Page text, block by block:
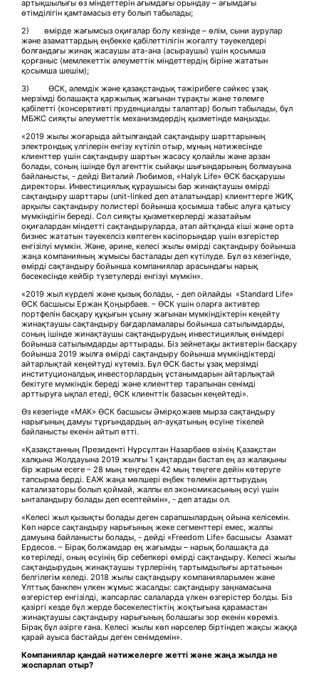
артықшылығы өз міндеттерін ағымдағы орындау – ағымдағы
өтімділігін қамтамасыз ету болып табылады;
2) өмірде жағымсыз оқиғалар болу кезінде – өлім, сыни аурулар
және азаматтардың еңбекке қабілеттілігін жоғалту тәуекелдері
болғандағы жинақ жасаушы ата-ана (асыраушы) үшін қосымша
қорғаныс (мемлекеттік әлеуметтік міндеттердің біріне жататын
қосымша шешім);
3) ӨСК, әлемдік және қазақстандық тәжірибеге сәйкес ұзақ
мерзімді болашақта қаржылық жағынан тұрақты және төлемге
қабілетті (консервтивті пруденциалды талаптар) болып табылады, бұл
МБЖС сияқты әлеуметтік механизмдердің қызметінде маңызды.
«2019 жылы жоғарыда айтылғандай сақтандыру шарттарының
электрондық үлгілерін енгізу күтіліп отыр, мұның нәтижесінде
клиенттер үшін сақтандыру шартын жасасу қолайлы және арзан
болады, соның ішінде бұл агенттік сыйақы шығындарының болмауына
байланысты, - дейді Виталий Любимов, «Halyk Life» ӨСК басқарушы
директоры. Инвестициялық құраушысы бар жинақтаушы өмірді
сақтандыру шарттары (unit-linked деп аталатындар) клиенттерге ЖИҚ
арқылы сақтандыру полистері бойынша қосымша табыс алуға қатысу
мүмкіндігін береді. Сол сияқты қызметкерлерді жазатайым
оқиғалардан міндетті сақтандыруларда, атап айтқанда кіші және орта
бизнес жататын тәуекелсіз көптеген кәсіпорындар үшін өзгерістер
енгізілуі мүмкін. Және, әрине, келесі жылы өмірді сақтандыру бойынша
жаңа компанияның жұмысы басталады деп күтілуде. Бұл өз кезегінде,
өмірді сақтандыру бойынша компаниялар арасындағы нарық
бәсекесінде кейбір түзетулерді енгізуі мүмкін».
«2019 жыл күрделі және қызық болады, - деп ойлайды «Standard Life»
ӨСК басшысы Ержан Қоңырбаев. – ӨСК үшін оларға активтер
портфелін басқару құқығын ұсыну жағынан мүмкіндіктерін кеңейту
жинақтаушы сақтандыру бағдарламалары бойынша сатылымдарды,
соның ішінде жинақтаушы сақтандырудың инвестициялық өнімдері
бойынша сатылымдарды арттырады. Біз зейнетақы активтерін басқару
бойынша 2019 жылға өмірді сақтандыру бойынша мүмкіндіктерді
айтарлықтай кеңейтуді күтеміз. Бұл ӨСК басты ұзақ мерзімді
институционалдық инвесторлардың ұстанымдарын айтарлықтай
бекітуге мүмкіндік береді және клиенттер тарапынан сенімді
арттыруға ықпал етеді, ӨСК клиенттік базасын кеңейтеді».
Өз кезегінде «МАК» ӨСК басшысы Әмірқожаев мырза сақтандыру
нарығының дамуы тұрғындардың әл-ауқатының өсуіне тікелей
байланысты екенін айтып өтті.
«Қазақстанның Президенті Нұрсұлтан Назарбаев өзінің Қазақстан
халқына Жолдауына 2019 жылғы 1 қаңтардан бастап ең аз жалақыны
бір жарым есеге – 28 мың теңгеден 42 мың теңгеге дейін көтеруге
тапсырма берді. ЕАЖ жаңа мөлшері еңбек төлемін арттырудың
катализаторы болып қоймай, жалпы ел экономикасының өсуі үшін
ынталандыру болады деп есептеймін», - деп атады ол.
«Келесі жыл қызықты болады деген сарапшылардың ойына келісемін.
Көп нәрсе сақтандыру нарығының жеке сегменттері емес, жалпы
дамуына байланысты болады, - дейді «Freedom Life» басшысы Азамат
Ердесов. – Бірақ болжамдар ең жағымды – нарық болашақта да
көтеріледі, оның өсуінің бір себепкері өмірді сақтандыру. Келесі жылы
сақтандырудың жинақтаушы түрлерінің тартымдылығы артатынын
белгілегім келеді. 2018 жылы сақтандыру компанияларымен және
Ұлттық банкпен үлкен жұмыс жасалды: сақтандыру заңнамасына
өзгерістер енгізілді, жапсарлас салаларда үлкен өзгерістер болды. Біз
қазіргі кезде бұл жерде бәсекелестіктің жоқтығына қарамастан
жинақтаушы сақтандыру нарығының болашағы зор екенін көреміз.
Бірақ бұл әзірге ғана. Келесі жылы көп нәрселер біртіндеп жақсы жаққа
қарай ауыса бастайды деген сенімдемін».
Компаниялар қандай нәтижелерге жетті және жаңа жылда не
жоспарлап отыр?